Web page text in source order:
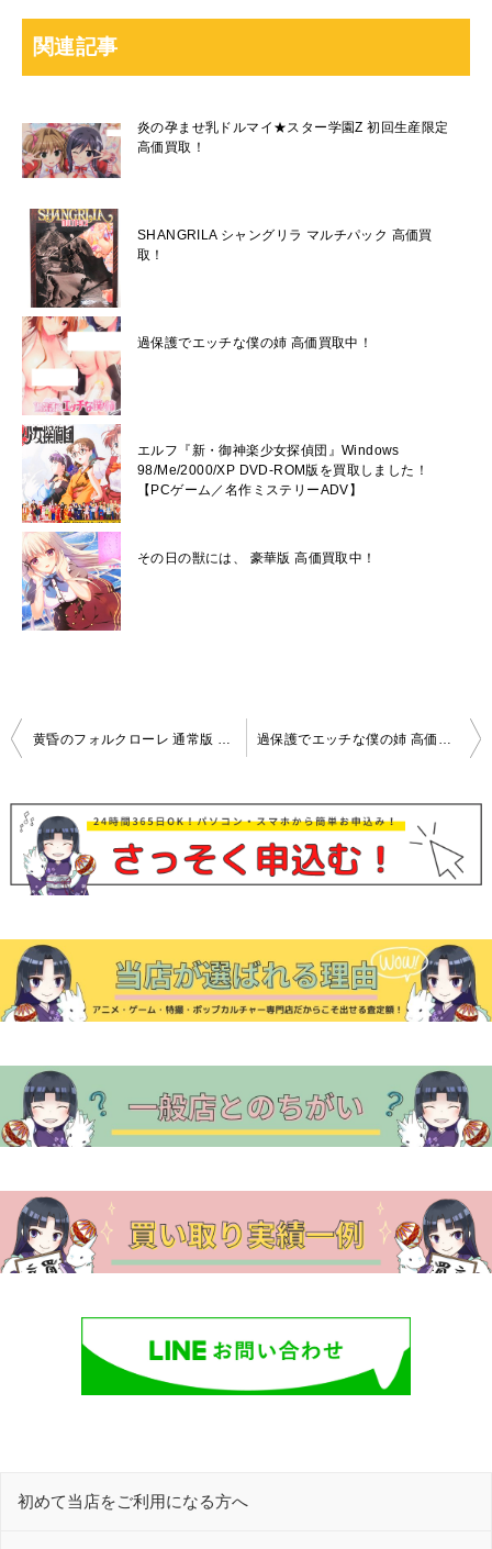
関連記事
炎の孕ませ乳ドルマイ★スター学園Z 初回生産限定
高価買取！
SHANGRILA シャングリラ マルチパック 高価買
取！
過保護でエッチな僕の姉 高価買取中！
エルフ『新・御神楽少女探偵団』Windows
98/Me/2000/XP DVD-ROM版を買取しました！
【PCゲーム／名作ミステリーADV】
その日の獣には、 豪華版 高価買取中！
投
ナ
ビ
ゲ
シ
ョ
ン
初めて当店をご利用になる方へ